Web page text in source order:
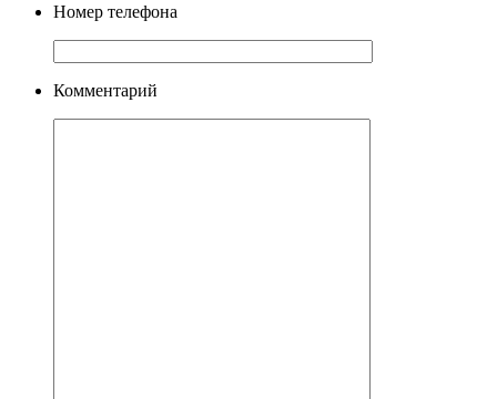
Номер телефона
Комментарий